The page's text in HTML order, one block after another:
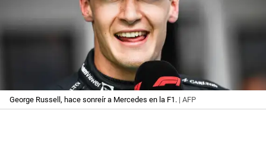
George Russell, hace sonreír a Mercedes en la F1. | AFP